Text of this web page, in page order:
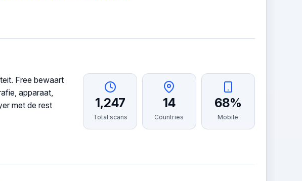
1,247
Total scans
14
Countries
68%
Mobile
Free bewaart
apparaat,
met de rest